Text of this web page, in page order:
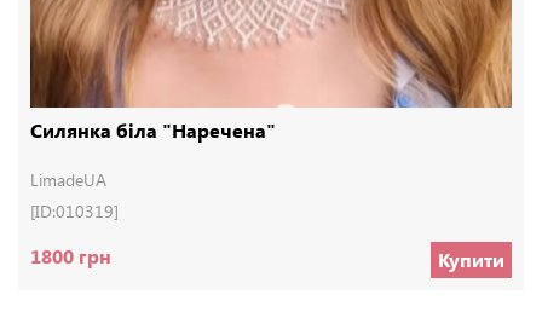
Силянка біла "Наречена"
LimadeUA
[ID:010319]
1800 грн Купити